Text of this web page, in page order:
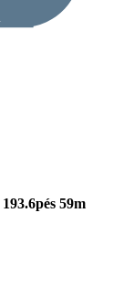
193.6pés 59m